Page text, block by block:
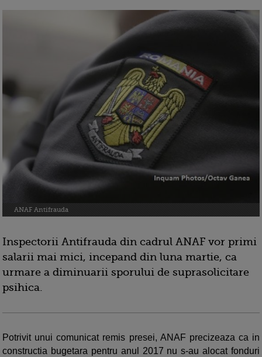
ANAF Antifrauda
Inspectorii Antifrauda din cadrul ANAF vor primi
salarii mai mici, incepand din luna martie, ca
urmare a diminuarii sporului de suprasolicitare
psihica.
Potrivit unui comunicat remis presei, ANAF precizeaza ca in
constructia bugetara pentru anul 2017 nu s-au alocat fonduri